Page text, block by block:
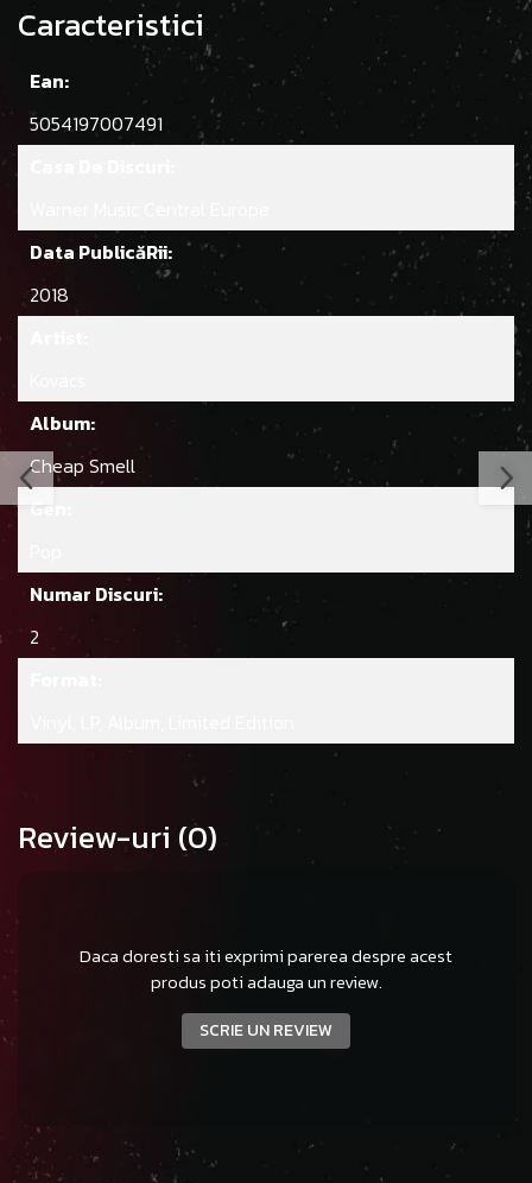
Caracteristici
Ean:
5054197007491
Data PublicăRii:
2018
Album:
Cheap Smell
Gen:
Numar Discuri:
2
Review-uri (0)
Daca doresti sa iti exprimi parerea despre acest
produs poti adauga un review.
SCRIE UN REVIEW